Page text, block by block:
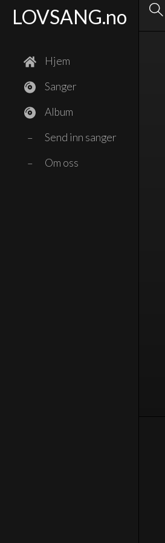
LOVSANG.no
Hjem
Sanger
Album
– Send inn sanger
– Om oss